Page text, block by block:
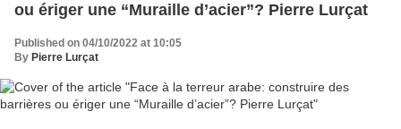
ou ériger une “Muraille d’acier”? Pierre Lurçat
Published on 04/10/2022 at 10:05
By Pierre Lurçat